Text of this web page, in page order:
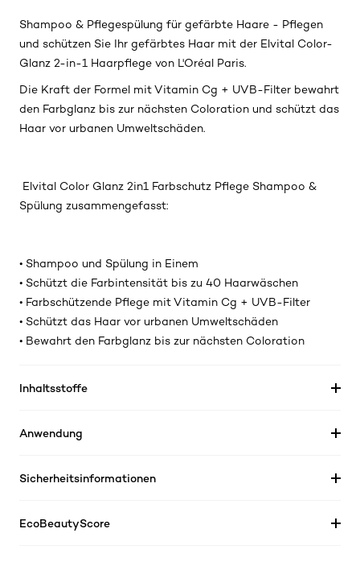
Shampoo & Pflegespülung für gefärbte Haare - Pflegen
und schützen Sie Ihr gefärbtes Haar mit der Elvital Color-
Glanz 2-in-1 Haarpflege von L'Oréal Paris.
Die Kraft der Formel mit Vitamin Cg + UVB-Filter bewahrt
den Farbglanz bis zur nächsten Coloration und schützt das
Haar vor urbanen Umweltschäden.
Elvital Color Glanz 2in1 Farbschutz Pflege Shampoo &
Spülung zusammengefasst:
• Shampoo und Spülung in Einem
• Schützt die Farbintensität bis zu 40 Haarwäschen
• Farbschützende Pflege mit Vitamin Cg + UVB-Filter
• Schützt das Haar vor urbanen Umweltschäden
• Bewahrt den Farbglanz bis zur nächsten Coloration
Inhaltsstoffe
Anwendung
Sicherheitsinformationen
EcoBeautyScore